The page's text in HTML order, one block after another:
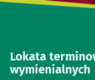
Lokata
wymienialnych